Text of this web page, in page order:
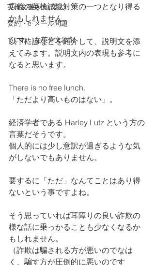
英作文書き方(文法)
要約・e-メール問題
ていねいな英作文添削
広義の英検試験対策の一つとなり得る
かもしれません。
以下に諺などを紹介して、説明文を添
えてみます。説明文内の表現も参考に
なると思います。
There is no free lunch.
「ただより高いものはない」。
経済学者である Harley Lutz という方の
言葉だそうです。
個人的には少し意訳が過ぎるような気
がしないでもありません。
要するに「ただ」なんてことはあり得
ないという事ですよね。
そう思っていれば耳障りの良い詐欺の
様な話に乗っかることも少なくなるか
もしれません。
（詐欺は騙される方が悪いのでなは
く、騙す方が圧倒的に悪いのです